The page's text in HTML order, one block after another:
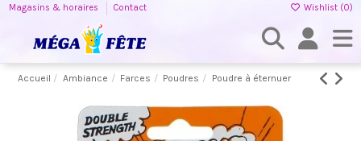
Magasins & horaires Contact Wishlist (0)
Accueil Ambiance Farces Poudres Poudre à éternuer